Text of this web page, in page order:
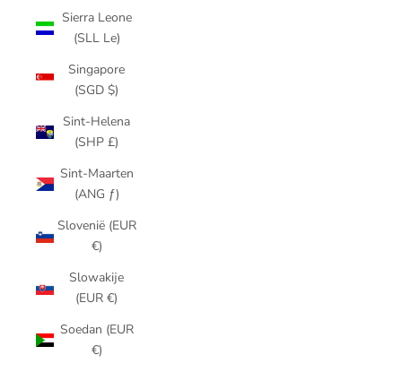
Sierra Leone
(SLL Le)
Singapore
(SGD $)
Sint-Helena
(SHP £)
Sint-Maarten
(ANG ƒ)
Slovenië (EUR
€)
Slowakije
(EUR €)
Soedan (EUR
€)